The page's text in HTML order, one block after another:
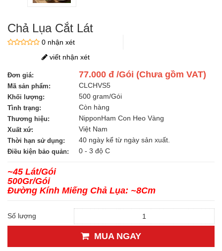
Chả Lụa Cắt Lát
0 nhận xét
viết nhận xét
Đơn giá: 77.000 đ /Gói (Chưa gồm VAT)
Mã sản phẩm: CLCHVS5
Khối lượng: 500 gram/Gói
Tình trạng: Còn hàng
Thương hiệu: NipponHam Con Heo Vàng
Xuất xứ: Việt Nam
Thời hạn sử dụng: 40 ngày kể từ ngày sản xuất.
Điều kiện bảo quản: 0 - 3 độ C
~45 Lát/Gói
500Gr/Gói
Đường Kính Miếng Chả Lụa: ~8Cm
Số lượng
MUA NGAY